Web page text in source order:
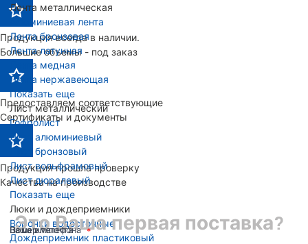
Лента металлическая
Алюминиевая лента
Лента бронзовая
Лента латунная
Лента медная
Лента нержавеющая
Показать еще
Лист металлический
Гофролист
Лист алюминиевый
Лист бронзовый
Лист вольфрамовый
Лист дюралевый
Показать еще
Люки и дождеприемники
Воронки водосточные
Дождеприемник пластиковый
Продукция всегда в наличии.
Большие объемы - под заказ
Предоставляем соответствующие
Сертификаты и документы
Продукция прошла проверку
Качества на производстве
Это Ваша первая поставка?
Ваше имя
Номер телефона
Ваша эл. почта